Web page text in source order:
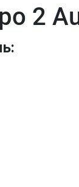
2